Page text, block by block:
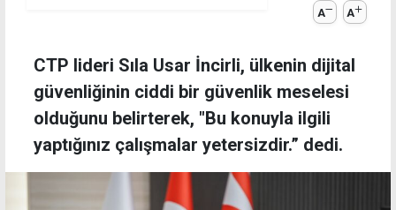
A A
CTP lideri Sıla Usar İncirli, ülkenin dijital
güvenliğinin ciddi bir güvenlik meselesi
olduğunu belirterek, "Bu konuyla ilgili
yaptığınız çalışmalar yetersizdir.” dedi.